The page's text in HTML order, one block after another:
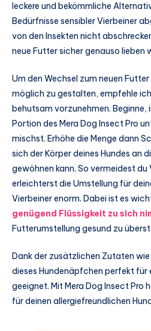
leckere und bekömmliche
Bedürfnisse sensibler Vierbeiner
von den Insekten nicht
neue Futter sicher genauso lieben
Um den Wechsel zum neuen
möglich zu gestalten, empfehle
behutsam vorzunehmen. Beginne,
Portion des Mera Dog Insect Pro
mischst. Erhöhe die Menge dann
sich der Körper deines Hundes an
gewöhnen kann. So vermeidest
erleichterst die Umstellung für
Vierbeiner enorm. Dabei ist es
genügend Flüssigkeit zu sich
Futterumstellung gesund zu
Dank der zusätzlichen Zutaten
dieses Hundenäpfchen perfekt für
geeignet. Mit Mera Dog Insect Pro
für deinen allergiefreundlichen